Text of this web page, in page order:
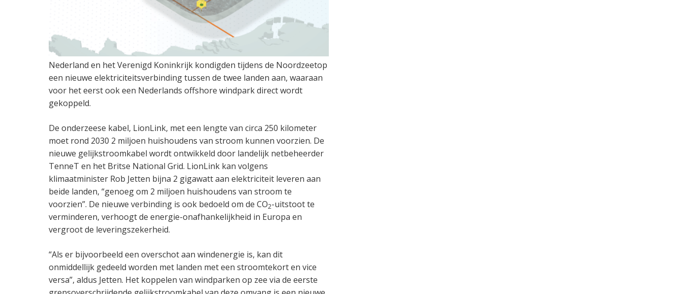
Nederland en het Verenigd Koninkrijk kondigden tijdens de Noordzeetop
een nieuwe elektriciteitsverbinding tussen de twee landen aan, waaraan
voor het eerst ook een Nederlands offshore windpark direct wordt
gekoppeld.
De onderzeese kabel, LionLink, met een lengte van circa 250 kilometer
moet rond 2030 2 miljoen huishoudens van stroom kunnen voorzien. De
nieuwe gelijkstroomkabel wordt ontwikkeld door landelijk netbeheerder
TenneT en het Britse National Grid. LionLink kan volgens
klimaatminister Rob Jetten bijna 2 gigawatt aan elektriciteit leveren aan
beide landen, “genoeg om 2 miljoen huishoudens van stroom te
voorzien”. De nieuwe verbinding is ook bedoeld om de CO2-uitstoot te
verminderen, verhoogt de energie-onafhankelijkheid in Europa en
vergroot de leveringszekerheid.
“Als er bijvoorbeeld een overschot aan windenergie is, kan dit
onmiddellijk gedeeld worden met landen met een stroomtekort en vice
versa”, aldus Jetten. Het koppelen van windparken op zee via de eerste